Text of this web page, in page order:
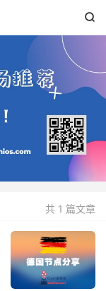

共 1 篇文章